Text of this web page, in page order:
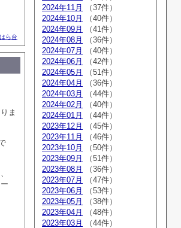
ら台
ま
2024年11月
（37件）
2024年10月
（40件）
2024年09月
（41件）
2024年08月
（36件）
2024年07月
（40件）
2024年06月
（42件）
2024年05月
（51件）
2024年04月
（36件）
2024年03月
（44件）
2024年02月
（40件）
2024年01月
（44件）
2023年12月
（45件）
2023年11月
（46件）
2023年10月
（50件）
2023年09月
（51件）
2023年08月
（36件）
2023年07月
（47件）
2023年06月
（53件）
2023年05月
（38件）
2023年04月
（48件）
2023年03月
（44件）